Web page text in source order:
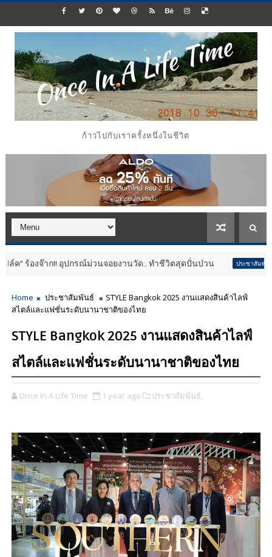
ก้าวไปกับเราครั้งหนึ่งในชีวิต
!! อุปกรณ์ม่วนจอยงานวัด.. ทำชีวิตสุดปั่นป่วน ประชาสัมพันธ์ กลับมาอี
Home ประชาสัมพันธ์
STYLE Bangkok 2025 งานแสดงสินค้าไลฟ์
สไตล์และแฟชั่นระดับนานาชาติของไทย
STYLE Bangkok 2025 งานแสดงสินค้าไลฟ์
สไตล์และแฟชั่นระดับนานาชาติของไทย
Once In A Life Time 1 year ago ประชาสัมพันธ์,